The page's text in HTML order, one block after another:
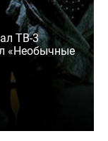
ТВ-3
«Необычные